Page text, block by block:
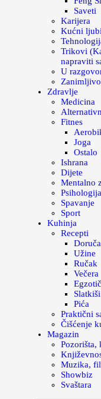
Saveti
Karijera
Kućni
Trikovi
napraviti
U
Zdravlje
Medicina
Fitnes
Joga
Ostalo
Ishrana
Dijete
Mentalno
Psihologija
Spavanje
Sport
Kuhinja
Recepti
Užine
Ručak
Večera
Slatkiši
Pića
Praktični
Čišćenje
Magazin
Pozorišta,
Muzika,
Showbiz
Svaštara